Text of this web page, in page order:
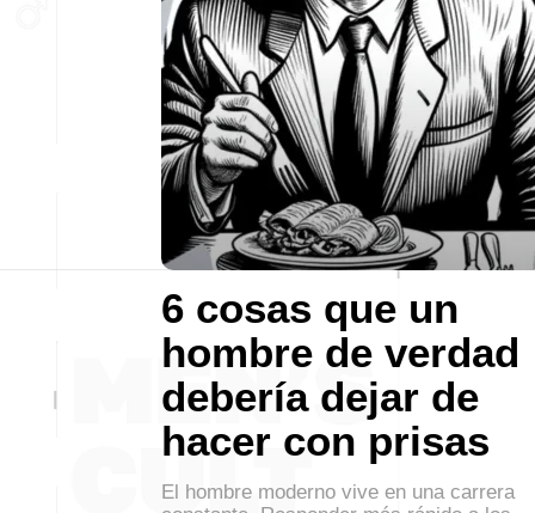
6 cosas que un
hombre de verdad
debería dejar de
hacer con prisas
El hombre moderno vive en una carrera